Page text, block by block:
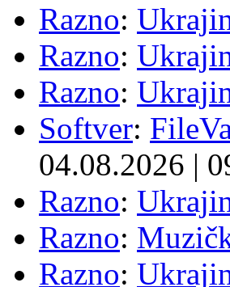
Razno:
Razno:
Razno:
Softver:
04.08.2026 |
Razno:
Razno:
Razno: